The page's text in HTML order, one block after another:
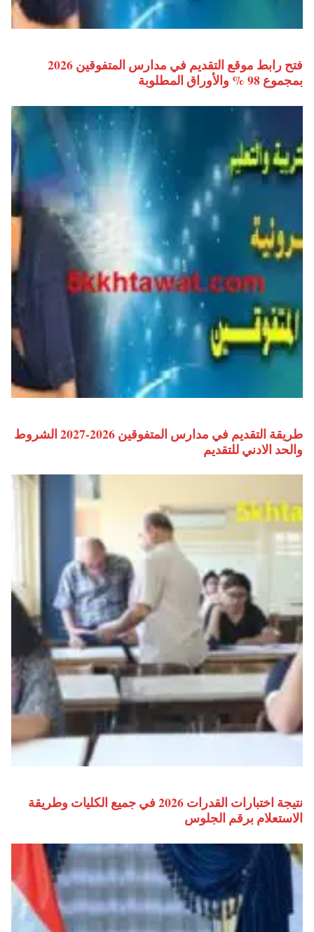
فتح رابط موقع التقديم في مدارس المتفوقين 2026
بمجموع 98 % والأوراق المطلوبة
طريقة التقديم في مدارس المتفوقين 2026-2027 الشروط
والحد الادني للتقديم
نتيجة اختبارات القدرات 2026 في جميع الكليات وطريقة
الاستعلام برقم الجلوس